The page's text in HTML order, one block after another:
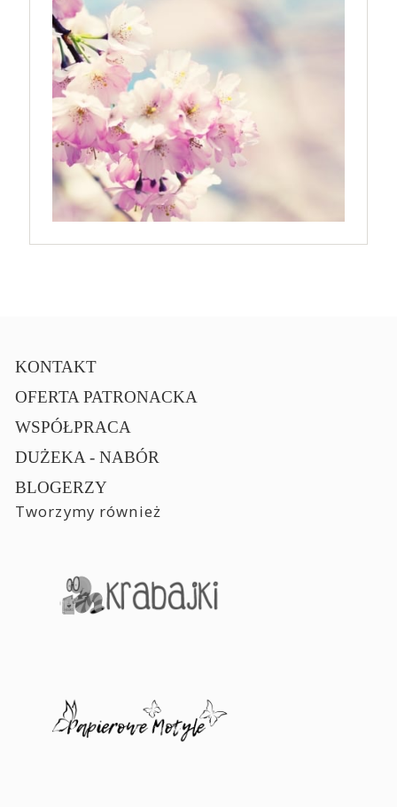
KONTAKT
OFERTA PATRONACKA
WSPÓŁPRACA
DUŻEKA - NABÓR
BLOGERZY
Tworzymy również